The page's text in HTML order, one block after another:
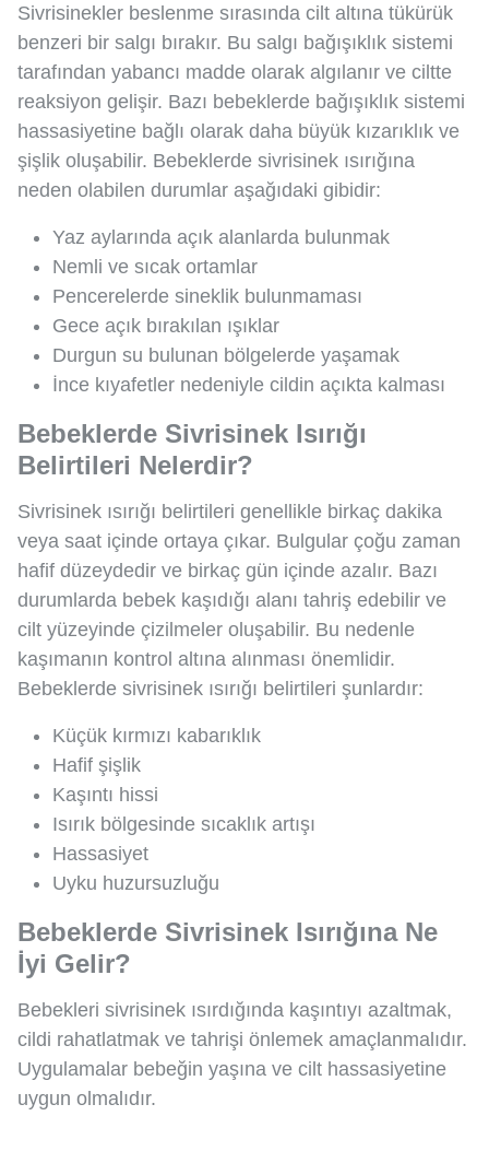
Sivrisinekler beslenme sırasında cilt altına tükürük
benzeri bir salgı bırakır. Bu salgı bağışıklık sistemi
tarafından yabancı madde olarak algılanır ve ciltte
reaksiyon gelişir. Bazı bebeklerde bağışıklık sistemi
hassasiyetine bağlı olarak daha büyük kızarıklık ve
şişlik oluşabilir. Bebeklerde sivrisinek ısırığına
neden olabilen durumlar aşağıdaki gibidir:
Yaz aylarında açık alanlarda bulunmak
Nemli ve sıcak ortamlar
Pencerelerde sineklik bulunmaması
Gece açık bırakılan ışıklar
Durgun su bulunan bölgelerde yaşamak
İnce kıyafetler nedeniyle cildin açıkta kalması
Bebeklerde Sivrisinek Isırığı
Belirtileri Nelerdir?
Sivrisinek ısırığı belirtileri genellikle birkaç dakika
veya saat içinde ortaya çıkar. Bulgular çoğu zaman
hafif düzeydedir ve birkaç gün içinde azalır. Bazı
durumlarda bebek kaşıdığı alanı tahriş edebilir ve
cilt yüzeyinde çizilmeler oluşabilir. Bu nedenle
kaşımanın kontrol altına alınması önemlidir.
Bebeklerde sivrisinek ısırığı belirtileri şunlardır:
Küçük kırmızı kabarıklık
Hafif şişlik
Kaşıntı hissi
Isırık bölgesinde sıcaklık artışı
Hassasiyet
Uyku huzursuzluğu
Bebeklerde Sivrisinek Isırığına Ne
İyi Gelir?
Bebekleri sivrisinek ısırdığında kaşıntıyı azaltmak,
cildi rahatlatmak ve tahrişi önlemek amaçlanmalıdır.
Uygulamalar bebeğin yaşına ve cilt hassasiyetine
uygun olmalıdır.